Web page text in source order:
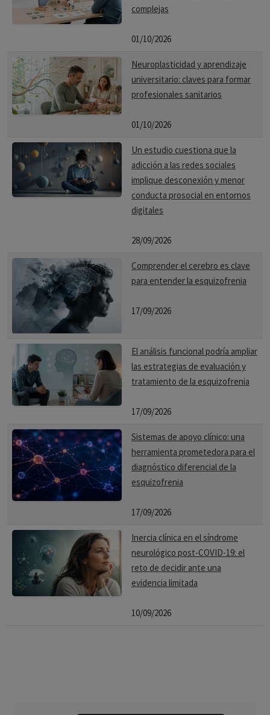
complejas
01/10/2026
Neuroplasticidad y aprendizaje
universitario: claves para formar
profesionales sanitarios
01/10/2026
Un estudio cuestiona que la
adicción a las redes sociales
implique desconexión y menor
conducta prosocial en entornos
digitales
28/09/2026
Comprender el cerebro es clave
para entender la esquizofrenia
17/09/2026
El análisis funcional podría ampliar
las estrategias de evaluación y
tratamiento de la esquizofrenia
17/09/2026
Sistemas de apoyo clínico: una
herramienta prometedora para el
diagnóstico diferencial de la
esquizofrenia
17/09/2026
Inercia clínica en el síndrome
neurológico post-COVID-19: el
reto de decidir ante una
evidencia limitada
10/09/2026